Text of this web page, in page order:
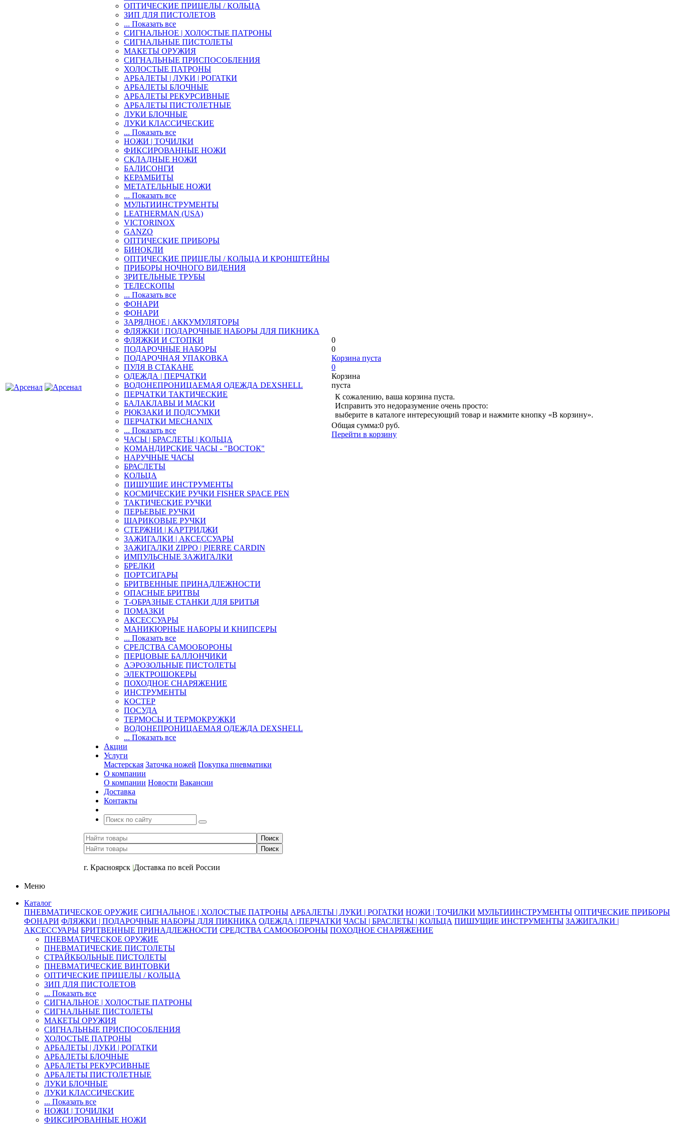
ОПТИЧЕСКИЕ ПРИЦЕЛЫ / КОЛЬЦА
ЗИП ДЛЯ ПИСТОЛЕТОВ
... Показать все
СИГНАЛЬНОЕ | ХОЛОСТЫЕ ПАТРОНЫ
СИГНАЛЬНЫЕ ПИСТОЛЕТЫ
МАКЕТЫ ОРУЖИЯ
СИГНАЛЬНЫЕ ПРИСПОСОБЛЕНИЯ
ХОЛОСТЫЕ ПАТРОНЫ
АРБАЛЕТЫ | ЛУКИ | РОГАТКИ
АРБАЛЕТЫ БЛОЧНЫЕ
АРБАЛЕТЫ РЕКУРСИВНЫЕ
АРБАЛЕТЫ ПИСТОЛЕТНЫЕ
ЛУКИ БЛОЧНЫЕ
ЛУКИ КЛАССИЧЕСКИЕ
... Показать все
НОЖИ | ТОЧИЛКИ
ФИКСИРОВАННЫЕ НОЖИ
СКЛАДНЫЕ НОЖИ
БАЛИСОНГИ
КЕРАМБИТЫ
МЕТАТЕЛЬНЫЕ НОЖИ
... Показать все
МУЛЬТИИНСТРУМЕНТЫ
LEATHERMAN (USA)
VICTORINOX
GANZO
ОПТИЧЕСКИЕ ПРИБОРЫ
БИНОКЛИ
ОПТИЧЕСКИЕ ПРИЦЕЛЫ / КОЛЬЦА И КРОНШТЕЙНЫ
ПРИБОРЫ НОЧНОГО ВИДЕНИЯ
ЗРИТЕЛЬНЫЕ ТРУБЫ
ТЕЛЕСКОПЫ
... Показать все
ФОНАРИ
ФОНАРИ
ЗАРЯДНОЕ | АККУМУЛЯТОРЫ
ФЛЯЖКИ | ПОДАРОЧНЫЕ НАБОРЫ ДЛЯ ПИКНИКА
ФЛЯЖКИ И СТОПКИ
ПОДАРОЧНЫЕ НАБОРЫ
ПОДАРОЧНАЯ УПАКОВКА
ПУЛЯ В СТАКАНЕ
ОДЕЖДА | ПЕРЧАТКИ
ВОДОНЕПРОНИЦАЕМАЯ ОДЕЖДА DEXSHELL
ПЕРЧАТКИ ТАКТИЧЕСКИЕ
БАЛАКЛАВЫ И МАСКИ
РЮКЗАКИ И ПОДСУМКИ
ПЕРЧАТКИ MECHANIX
... Показать все
ЧАСЫ | БРАСЛЕТЫ | КОЛЬЦА
КОМАНДИРСКИЕ ЧАСЫ - "ВОСТОК"
НАРУЧНЫЕ ЧАСЫ
БРАСЛЕТЫ
КОЛЬЦА
ПИШУЩИЕ ИНСТРУМЕНТЫ
КОСМИЧЕСКИЕ РУЧКИ FISHER SPACE PEN
ТАКТИЧЕСКИЕ РУЧКИ
ПЕРЬЕВЫЕ РУЧКИ
ШАРИКОВЫЕ РУЧКИ
СТЕРЖНИ | КАРТРИДЖИ
ЗАЖИГАЛКИ | АКСЕССУАРЫ
ЗАЖИГАЛКИ ZIPPO | PIERRE CARDIN
ИМПУЛЬСНЫЕ ЗАЖИГАЛКИ
БРЕЛКИ
ПОРТСИГАРЫ
БРИТВЕННЫЕ ПРИНАДЛЕЖНОСТИ
ОПАСНЫЕ БРИТВЫ
Т-ОБРАЗНЫЕ СТАНКИ ДЛЯ БРИТЬЯ
ПОМАЗКИ
АКСЕССУАРЫ
МАНИКЮРНЫЕ НАБОРЫ И КНИПСЕРЫ
... Показать все
СРЕДСТВА САМООБОРОНЫ
ПЕРЦОВЫЕ БАЛЛОНЧИКИ
АЭРОЗОЛЬНЫЕ ПИСТОЛЕТЫ
ЭЛЕКТРОШОКЕРЫ
ПОХОДНОЕ СНАРЯЖЕНИЕ
ИНСТРУМЕНТЫ
КОСТЕР
ПОСУДА
ТЕРМОСЫ И ТЕРМОКРУЖКИ
ВОДОНЕПРОНИЦАЕМАЯ ОДЕЖДА DEXSHELL
... Показать все
Акции
Услуги
Мастерская Заточка ножей Покупка пневматики
О компании
О компании Новости Вакансии
Доставка
Контакты
г. Красноярск |Доставка по всей России
0
0
Корзина пуста
0
Корзина
пуста
К сожалению, ваша корзина пуста.
Исправить это недоразумение очень просто:
выберите в каталоге интересующий товар и нажмите кнопку «В корзину».
Общая сумма:0 руб.
Перейти в корзину
Меню
Каталог
ПНЕВМАТИЧЕСКОЕ ОРУЖИЕ СИГНАЛЬНОЕ | ХОЛОСТЫЕ ПАТРОНЫ АРБАЛЕТЫ | ЛУКИ | РОГАТКИ НОЖИ | ТОЧИЛКИ МУЛЬТИИНСТРУМЕНТЫ ОПТИЧЕСКИЕ ПРИБОРЫ
ФОНАРИ ФЛЯЖКИ | ПОДАРОЧНЫЕ НАБОРЫ ДЛЯ ПИКНИКА ОДЕЖДА | ПЕРЧАТКИ ЧАСЫ | БРАСЛЕТЫ | КОЛЬЦА ПИШУЩИЕ ИНСТРУМЕНТЫ ЗАЖИГАЛКИ |
АКСЕССУАРЫ БРИТВЕННЫЕ ПРИНАДЛЕЖНОСТИ СРЕДСТВА САМООБОРОНЫ ПОХОДНОЕ СНАРЯЖЕНИЕ
ПНЕВМАТИЧЕСКОЕ ОРУЖИЕ
ПНЕВМАТИЧЕСКИЕ ПИСТОЛЕТЫ
СТРАЙКБОЛЬНЫЕ ПИСТОЛЕТЫ
ПНЕВМАТИЧЕСКИЕ ВИНТОВКИ
ОПТИЧЕСКИЕ ПРИЦЕЛЫ / КОЛЬЦА
ЗИП ДЛЯ ПИСТОЛЕТОВ
... Показать все
СИГНАЛЬНОЕ | ХОЛОСТЫЕ ПАТРОНЫ
СИГНАЛЬНЫЕ ПИСТОЛЕТЫ
МАКЕТЫ ОРУЖИЯ
СИГНАЛЬНЫЕ ПРИСПОСОБЛЕНИЯ
ХОЛОСТЫЕ ПАТРОНЫ
АРБАЛЕТЫ | ЛУКИ | РОГАТКИ
АРБАЛЕТЫ БЛОЧНЫЕ
АРБАЛЕТЫ РЕКУРСИВНЫЕ
АРБАЛЕТЫ ПИСТОЛЕТНЫЕ
ЛУКИ БЛОЧНЫЕ
ЛУКИ КЛАССИЧЕСКИЕ
... Показать все
НОЖИ | ТОЧИЛКИ
ФИКСИРОВАННЫЕ НОЖИ